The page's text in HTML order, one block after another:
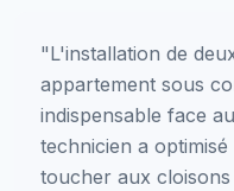
"L'installation de
appartement sous
indispensable face
technicien a
toucher aux